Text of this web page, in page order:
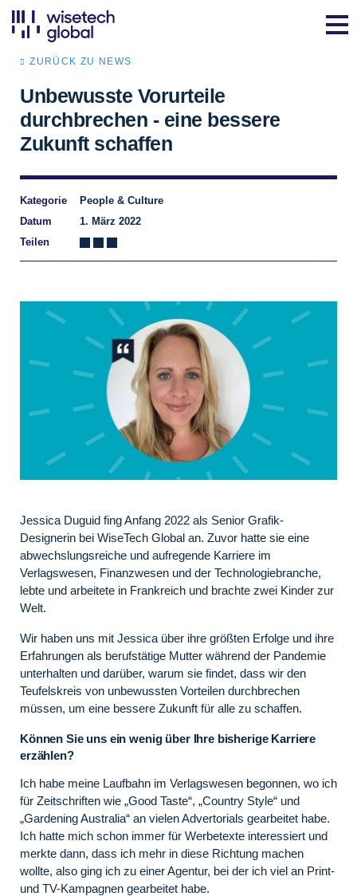
ZURÜCK ZU NEWS
Unbewusste Vorurteile
durchbrechen - eine bessere
Zukunft schaffen
Kategorie
People & Culture
Datum
1. März 2022
Teilen
Jessica Duguid fing Anfang 2022 als Senior Grafik-
Designerin bei WiseTech Global an. Zuvor hatte sie eine
abwechslungsreiche und aufregende Karriere im
Verlagswesen, Finanzwesen und der Technologiebranche,
lebte und arbeitete in Frankreich und brachte zwei Kinder zur
Welt.
Wir haben uns mit Jessica über ihre größten Erfolge und ihre
Erfahrungen als berufstätige Mutter während der Pandemie
unterhalten und darüber, warum sie findet, dass wir den
Teufelskreis von unbewussten Vorteilen durchbrechen
müssen, um eine bessere Zukunft für alle zu schaffen.
Können Sie uns ein wenig über Ihre bisherige Karriere
erzählen?
Ich habe meine Laufbahn im Verlagswesen begonnen, wo ich
für Zeitschriften wie „Good Taste“, „Country Style“ und
„Gardening Australia“ an vielen Advertorials gearbeitet habe.
Ich hatte mich schon immer für Werbetexte interessiert und
merkte dann, dass ich mehr in diese Richtung machen
wollte, also ging ich zu einer Agentur, bei der ich viel an Print-
und TV-Kampagnen gearbeitet habe.